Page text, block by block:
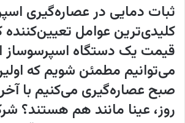
ثبات دمایی در عصاره‌گیری
کلیدی‌ترین عوامل
قیمت یک دستگاه
می‌توانیم مطمئن شویم که
صبح عصاره‌گیری می‌کنیم با
روز، عینا مانند هم هستند؟